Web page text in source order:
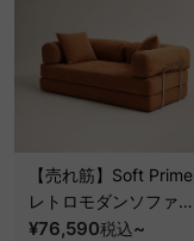
【売れ筋】Soft Prime
レトロモダンソファベ
ッド｜20色以上から選
¥76,590税込~